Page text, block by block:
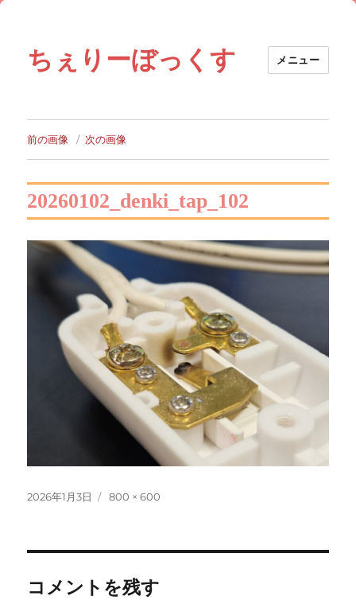
ちぇりーぼっくす メニュー
前の画像 次の画像
20260102_denki_tap_102
投
2026年1月3日
フ
800 × 600
コメントを残す